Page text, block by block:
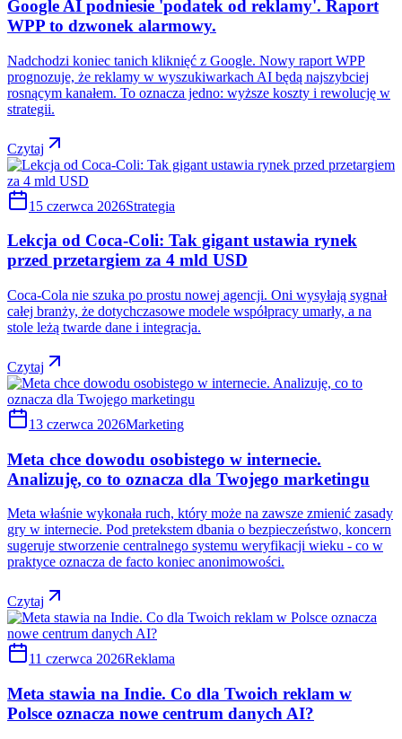
Google AI podniesie 'podatek od reklamy'. Raport
WPP to dzwonek alarmowy.
Nadchodzi koniec tanich kliknięć z Google. Nowy raport WPP
prognozuje, że reklamy w wyszukiwarkach AI będą najszybciej
rosnącym kanałem. To oznacza jedno: wyższe koszty i rewolucję w
strategii.
Czytaj
15 czerwca 2026Strategia
Lekcja od Coca-Coli: Tak gigant ustawia rynek
przed przetargiem za 4 mld USD
Coca-Cola nie szuka po prostu nowej agencji. Oni wysyłają sygnał
całej branży, że dotychczasowe modele współpracy umarły, a na
stole leżą twarde dane i integracja.
Czytaj
13 czerwca 2026Marketing
Meta chce dowodu osobistego w internecie.
Analizuję, co to oznacza dla Twojego marketingu
Meta właśnie wykonała ruch, który może na zawsze zmienić zasady
gry w internecie. Pod pretekstem dbania o bezpieczeństwo, koncern
sugeruje stworzenie centralnego systemu weryfikacji wieku - co w
praktyce oznacza de facto koniec anonimowości.
Czytaj
11 czerwca 2026Reklama
Meta stawia na Indie. Co dla Twoich reklam w
Polsce oznacza nowe centrum danych AI?